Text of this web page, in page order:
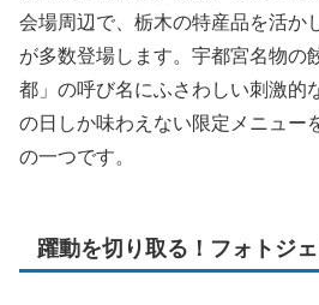
会場周辺で、栃木の特産品を活か
が多数登場します。宇都宮名物の
都」の呼び名にふさわしい刺激的
の日しか味わえない限定メニュー
の一つです。
躍動を切り取る！フォトジ